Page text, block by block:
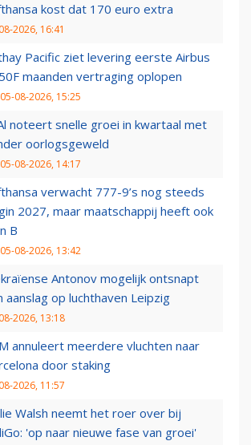
kost dat 170 euro extra
2026, 16:41
Pacific ziet levering eerste Airbus
maanden vertraging oplopen
05-08-2026, 15:25
noteert snelle groei in kwartaal met
oorlogsgeweld
05-08-2026, 14:17
verwacht 777-9’s nog steeds
2027, maar maatschappij heeft ook
B
05-08-2026, 13:42
Antonov mogelijk ontsnapt
aanslag op luchthaven Leipzig
2026, 13:18
annuleert meerdere vluchten naar
door staking
2026, 11:57
Walsh neemt het roer over bij
'op naar nieuwe fase van groei'